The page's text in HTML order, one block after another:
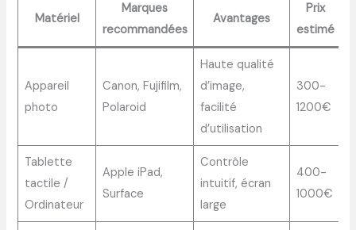
Matériel
Marques
recommandées
Avantages
Prix
estimé
Appareil
photo
Canon, Fujifilm,
Polaroid
Haute qualité
d’image,
facilité
d’utilisation
300-
1200€
Tablette
tactile /
Ordinateur
Apple iPad,
Surface
Contrôle
intuitif, écran
large
400-
1000€